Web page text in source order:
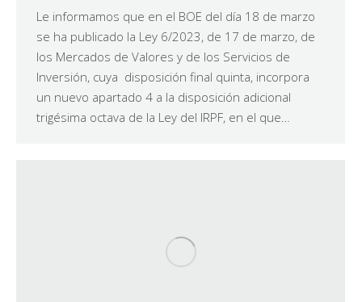
Le informamos que en el BOE del día 18 de marzo
se ha publicado la Ley 6/2023, de 17 de marzo, de
los Mercados de Valores y de los Servicios de
Inversión, cuya disposición final quinta, incorpora
un nuevo apartado 4 a la disposición adicional
trigésima octava de la Ley del IRPF, en el que…